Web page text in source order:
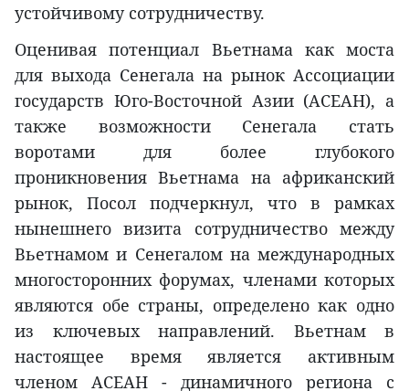
устойчивому сотрудничеству.
Оценивая потенциал Вьетнама как моста
для выхода Сенегала на рынок Ассоциации
государств Юго-Восточной Азии (АСЕАН), а
также возможности Сенегала стать
воротами для более глубокого
проникновения Вьетнама на африканский
рынок, Посол подчеркнул, что в рамках
нынешнего визита сотрудничество между
Вьетнамом и Сенегалом на международных
многосторонних форумах, членами которых
являются обе страны, определено как одно
из ключевых направлений. Вьетнам в
настоящее время является активным
членом АСЕАН - динамичного региона с